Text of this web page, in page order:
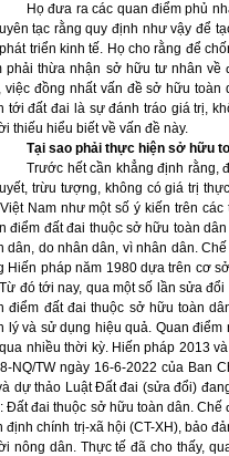
Họ đưa ra các quan điểm phủ
tạc rằng quy định như vậy để
triển kinh tế. Họ cho rằng để
phải thừa nhận sở hữu tư nhân
việc đồng nhất vấn đề sở hữu
tới đất đai là sự đánh tráo giá trị,
thiếu hiểu biết về vấn đề này.
Tại sao phải thực hiện sở hữu
Trước hết cần khẳng định rằng,
trừu tượng, không có giá trị
Nam như một số ý kiến trên
điểm đất đai thuộc sở hữu toàn
dân, do nhân dân, vì nhân dân.
Hiến pháp năm 1980 dựa trên cơ
đó tới nay, qua một số lần sửa
điểm đất đai thuộc sở hữu toàn
lý và sử dụng hiệu quả. Quan
qua nhiều thời kỳ. Hiến pháp 2013
NQ/TW ngày 16-6-2022 của Ban
dự thảo Luật Đất đai (sửa đổi)
Đất đai thuộc sở hữu toàn dân.
định chính trị-xã hội (CT-XH), bảo
nông dân. Thực tế đã cho thấy,